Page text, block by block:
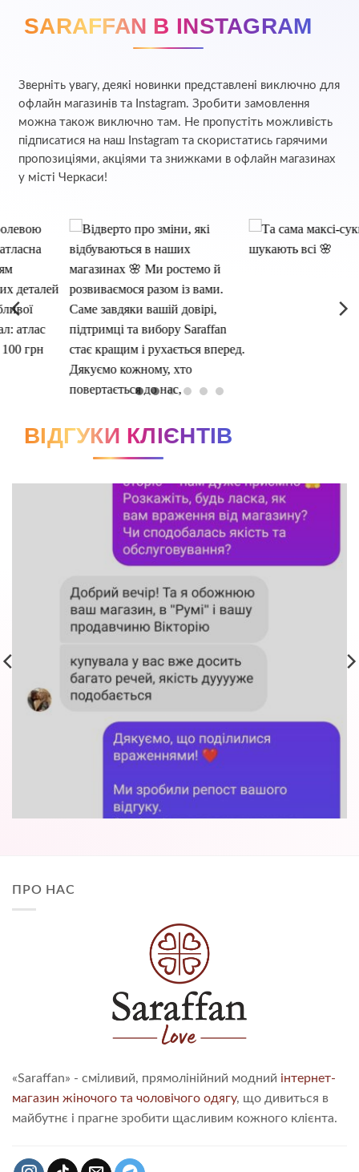
SARAFFAN В INSTAGRAM
Зверніть увагу, деякі новинки представлені виключно для
офлайн магазинів та Instagram. Зробити замовлення
можна також виключно там. Не пропустіть можливість
підписатися на наш Instagram та скористатись гарячими
пропозиціями, акціями та знижками в офлайн магазинах
у місті Черкаси!
ВІДГУКИ КЛІЄНТІВ
ПРО НАС
«Saraffan» - сміливий, прямолінійний модний інтернет-
магазин жіночого та чоловічого одягу, що дивиться в
майбутнє і прагне зробити щасливим кожного клієнта.